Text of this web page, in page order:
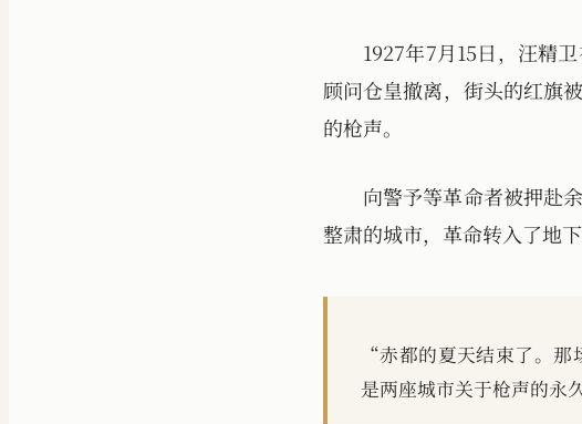
1927年7月15日，汪精
顾问仓皇撤离，街头的红旗
的枪声。
向警予等革命者被押赴
整肃的城市，革命转入了地下
“赤都的夏天结束了。那
是两座城市关于枪声的永